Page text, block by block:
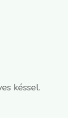
késsel.